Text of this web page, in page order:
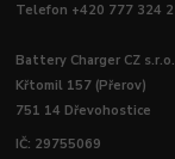
Telefon +420 777 324
Battery Charger CZ s.r.o.
Křtomil 157 (Přerov)
751 14 Dřevohostice
IČ: 29755069